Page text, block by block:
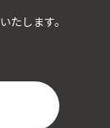
たします。